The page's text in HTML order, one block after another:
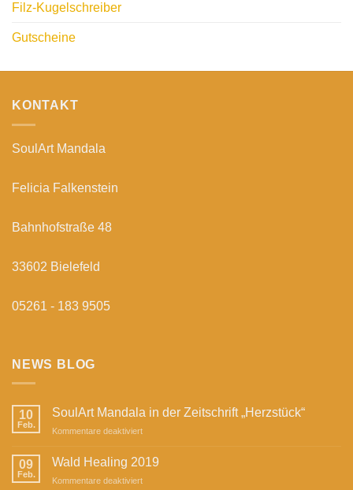
Filz-Kugelschreiber
Gutscheine
KONTAKT
SoulArt Mandala
Felicia Falkenstein
Bahnhofstraße 48
33602 Bielefeld
05261 - 183 9505
NEWS BLOG
10
Feb.
SoulArt Mandala in der Zeitschrift „Herzstück“
Kommentare deaktiviertfür
Mandala
der
09
Feb.
Wald Healing 2019
Kommentare deaktiviertfür